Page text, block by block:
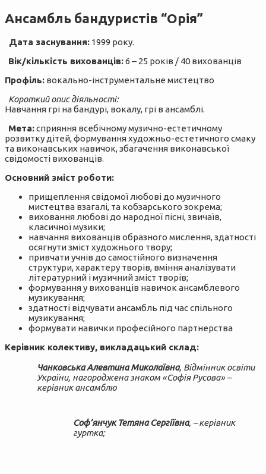
Ансамбль бандуристів “Орія”
Дата заснування: 1999 року.
Вік/кількість вихованців:6 – 25 років / 40 вихованців
Профіль: вокально-інструментальне мистецтво
Короткий опис діяльності:
Навчання грі на бандурі, вокалу, грі в ансамблі.
Мета:сприяння всебічному музично-естетичному
розвитку дітей, формування художньо-естетичного смаку
та виконавських навичок, збагачення виконавської
свідомості вихованців.
Основний зміст роботи:
прищеплення свідомої любові до музичного
мистецтва взагалі, та кобзарського зокрема;
виховання любові до народної пісні, звичаїв,
класичної музики;
навчання вихованців образного мислення, здатності
осягнути зміст художнього твору;
привчати учнів до самостійного визначення
структури, характеру творів, вміння аналізувати
літературний і музичний зміст творів;
формування у вихованців навичок ансамблевого
музикування;
здатності відчувати ансамбль під час спільного
музикування;
формувати навички професійного партнерства
Керівник колективу, викладацький склад:
Чанковська Алевтина Миколаївна, Відмінник освіти
України, нагороджена знаком «Софія Русова» –
керівник ансамблю
Соф’янчук Тетяна Сергіївна, – керівник
гуртка;